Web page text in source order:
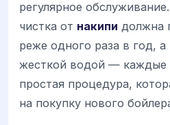
регулярное
чистка от накипи должна
реже одного раза в год, а
жесткой водой — каждые
простая процедура,
на покупку нового